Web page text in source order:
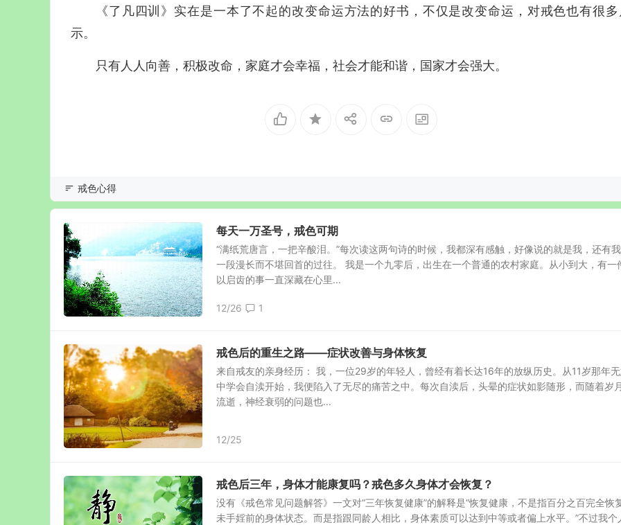
《了凡四训》实在是一本了不起的改变命运方法的好书，不仅是改变命运，对戒色也有很多
示。
只有人人向善，积极改命，家庭才会幸福，社会才能和谐，国家才会强大。
戒色心得
每天一万圣号，戒色可期
“满纸荒唐言，一把辛酸泪。”每次读这两句诗的时候，我都深有感触，好像说的就是我，还有
一段漫长而不堪回首的过往。 我是一个九零后，出生在一个普通的农村家庭。从小到大，有一
以启齿的事一直深藏在心里...
12/26 1
戒色后的重生之路——症状改善与身体恢复
来自戒友的亲身经历： 我，一位29岁的年轻人，曾经有着长达16年的放纵历史。从11岁那年
中学会自渎开始，我便陷入了无尽的痛苦之中。每次自渎后，头晕的症状如影随形，而随着岁
流逝，神经衰弱的问题也...
12/25
戒色后三年，身体才能康复吗？戒色多久身体才会恢复？
没有《戒色常见问题解答》一文对“三年恢复健康”的解释是“恢复健康，不是指百分之百完全恢
未手婬前的身体状态。而是指跟同龄人相比，身体素质可以达到中等或者偏上水平。”不过我个